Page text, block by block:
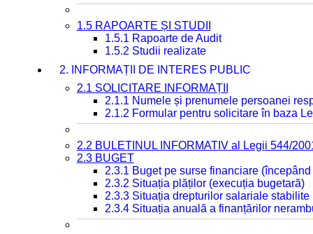
1.5 RAPOARTE ȘI STUDII
1.5.1 Rapoarte de Audit
1.5.2 Studii realizate
2. INFORMAȚII DE INTERES PUBLIC
2.1 SOLICITARE INFORMAȚII
2.1.1 Numele și prenumele persoanei
2.1.2 Formular pentru solicitare în baza
2.2 BULETINUL INFORMATIV al Legii 544/
2.3 BUGET
2.3.1 Buget pe surse financiare
2.3.2 Situația plăților (execuția bugetară)
2.3.3 Situația drepturilor salariale
2.3.4 Situația anuală a finanțărilor